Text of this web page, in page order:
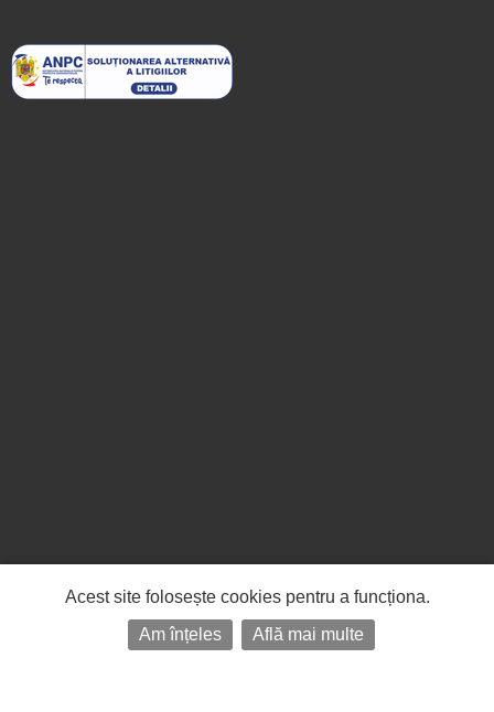
Acest site folosește cookies pentru a funcționa.
Am înțeles
Află mai multe